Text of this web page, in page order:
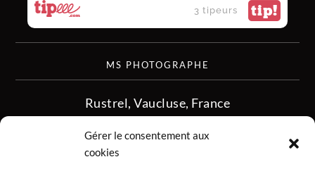
Gérer le consentement aux
cookies
3 tipeurs tip!
MS PHOTOGRAPHE
Rustrel, Vaucluse, France
06.08.50.16.28